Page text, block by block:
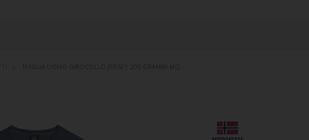
MAGLIA UOMO GIROCOLLO JERSEY 200 GRAMMI MQ